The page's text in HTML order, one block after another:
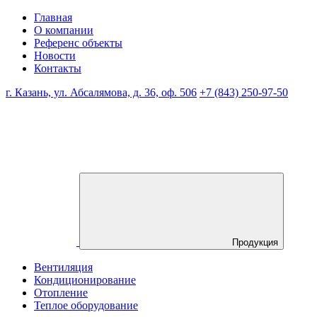
Главная
О компании
Референс объекты
Новости
Контакты
г. Казань, ул. Абсалямова, д. 36, оф. 506 +7 (843) 250-97-50
Продукция
Вентиляция
Кондиционирование
Отопление
Теплое оборудование